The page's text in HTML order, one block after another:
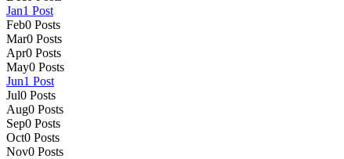
Jan1 Post
Feb0 Posts
Mar0 Posts
Apr0 Posts
May0 Posts
Jun1 Post
Jul0 Posts
Aug0 Posts
Sep0 Posts
Oct0 Posts
Nov0 Posts